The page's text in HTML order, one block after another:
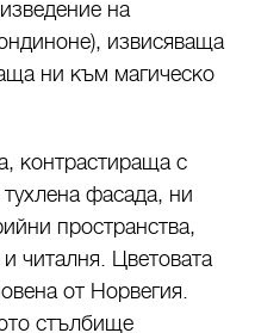
на
извисяваща
ни към магическо
контрастираща с
фасада, ни
пространства,
читалня. Цветовата
от Норвегия.
стълбище